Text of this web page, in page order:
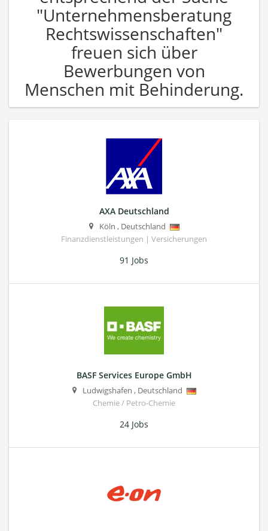
"Unternehmensberatung
Rechtswissenschaften"
freuen sich über
Bewerbungen von
Menschen mit Behinderung.
AXA Deutschland
Köln , Deutschland
Finanzdienstleistungen | Versicherungen
91 Jobs
BASF Services Europe GmbH
Ludwigshafen , Deutschland
Chemie / Petro-Chemie
24 Jobs